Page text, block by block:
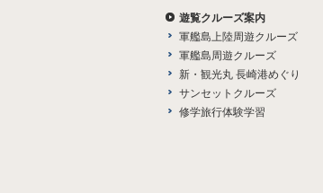
遊覧クルーズ案内
軍艦島上陸周遊クルーズ
軍艦島周遊クルーズ
新・観光丸 長崎港めぐり
サンセットクルーズ
修学旅行体験学習